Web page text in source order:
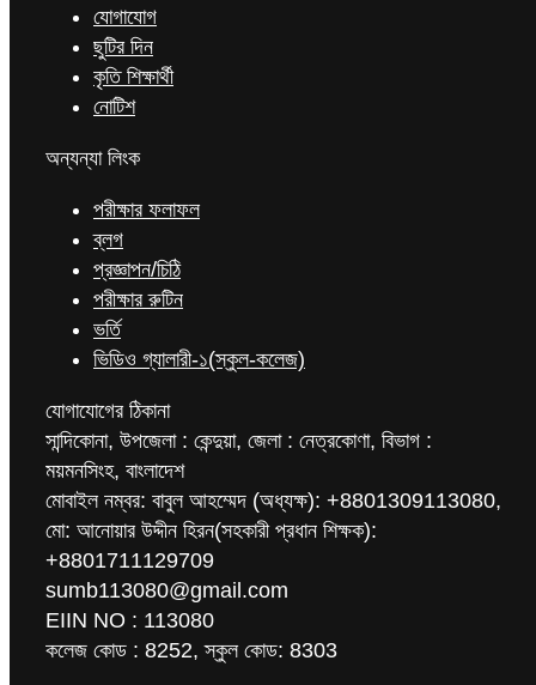
যোগাযোগ
ছুটির দিন
কৃতি শিক্ষার্থী
নোটিশ
অন্যন্যা লিংক
পরীক্ষার ফলাফল
ব্লগ
প্রজ্ঞাপন/চিঠি
পরীক্ষার রুটিন
ভর্তি
ভিডিও গ্যালারী-১(স্কুল-কলেজ)
যোগাযোগের ঠিকানা
সান্দিকোনা, উপজেলা : কেন্দুয়া, জেলা : নেত্রকোণা, বিভাগ :
ময়মনসিংহ, বাংলাদেশ
মোবাইল নম্বর: বাবুল আহম্মেদ (অধ্যক্ষ): +8801309113080,
মো: আনোয়ার উদ্দীন হিরন(সহকারী প্রধান শিক্ষক):
+8801711129709
sumb113080@gmail.com
EIIN NO : 113080
কলেজ কোড : 8252, স্কুল কোড: 8303